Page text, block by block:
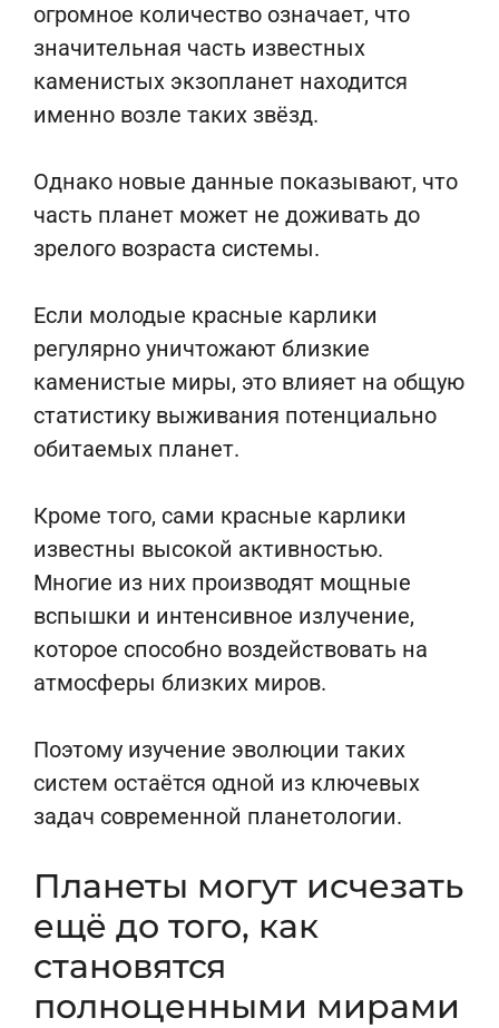
огромное количество означает, что
значительная часть известных
каменистых экзопланет находится
именно возле таких звёзд.
Однако новые данные показывают, что
часть планет может не доживать до
зрелого возраста системы.
Если молодые красные карлики
регулярно уничтожают близкие
каменистые миры, это влияет на общую
статистику выживания потенциально
обитаемых планет.
Кроме того, сами красные карлики
известны высокой активностью.
Многие из них производят мощные
вспышки и интенсивное излучение,
которое способно воздействовать на
атмосферы близких миров.
Поэтому изучение эволюции таких
систем остаётся одной из ключевых
задач современной планетологии.
Планеты могут исчезать
ещё до того, как
становятся
полноценными мирами